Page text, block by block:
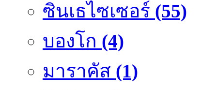
ซินเธไซเซอร์ (55)
บองโก (4)
มาราคัส (1)